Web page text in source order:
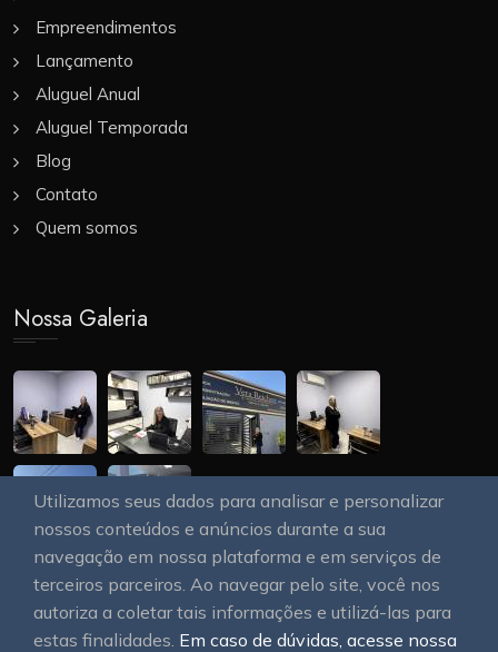
Utilizamos seus dados para analisar e personalizar
nossos conteúdos e anúncios durante a sua
navegação em nossa plataforma e em serviços de
terceiros parceiros. Ao navegar pelo site, você nos
autoriza a coletar tais informações e utilizá-las para
estas finalidades. Em caso de dúvidas, acesse nossa
Empreendimentos
Lançamento
Aluguel Anual
Aluguel Temporada
Blog
Contato
Quem somos
Nossa Galeria